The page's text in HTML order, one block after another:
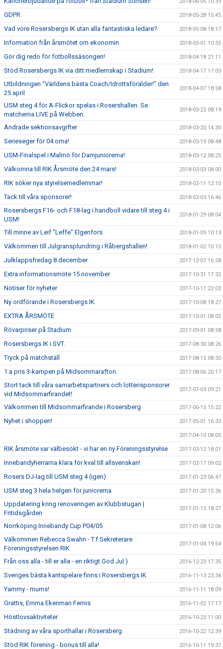
GDPR 2018-05-28 15:45
Vad vore Rosersbergs IK utan alla fantastiska ledare? 2018-05-08 18:17
Information från årsmötet om ekonomin 2018-05-01 10:35
Gör dig redo för fotbollssäsongen! 2018-04-18 21:11
Stöd Rosersbergs IK via ditt medlemskap i Stadium! 2018-04-17 17:03
Utbildningen "Världens bästa Coach/Idrottsförälder!" den
25 april
2018-04-07 18:58
USM steg 4 för A-Flickor spelas i Rosershallen. Se
matcherna LIVE på Webben.
2018-03-22 08:19
Ändrade sektionsavgifter 2018-03-20 14:30
Serieseger för 04:orna! 2018-03-19 08:48
USM-Finalspel i Malmö för Damjuniorerna! 2018-03-12 08:25
Välkomna till RIK Årsmöte den 24 mars! 2018-03-03 08:00
RIK söker nya styrelsemedlemmar! 2018-02-11 12:10
Tack till våra sponsorer! 2018-02-03 16:46
Rosersbergs F16- och F18-lag i handboll vidare till steg 4 i
USM!
2018-01-29 08:04
Till minne av Leif ”Leffe” Elgenfors 2018-01-09 10:13
Välkommen till Julgransplundring i Råbergshallen! 2018-01-02 10:15
Julklappsfredag 8 december 2017-12-07 16:58
Extra informationsmöte 15 november 2017-10-31 17:32
Notiser för nyheter 2017-10-11 22:03
Ny ordförande i Rosersbergs IK 2017-10-08 18:27
EXTRA ÅRSMÖTE 2017-10-01 08:02
Rövarpriser på Stadium 2017-09-01 08:58
Rosersbergs IK i SVT. 2017-08-30 08:26
Tryck på matchställ 2017-08-15 08:30
1:a pris 3-kampen på Midsommarafton. 2017-08-06 20:17
Stort tack till våra samarbetspartners och lotterisponsorer
vid Midsommarfirandet!
2017-07-03 09:21
Välkommen till Midsommarfirande i Rosersberg 2017-06-15 15:22
Nyhet i shoppen! 2017-05-01 16:33
2017-04-10 08:05
RIK årsmöte var välbesökt - vi har en ny Föreningsstyrelse 2017-03-12 18:01
Innebandyherrarna klara för kval till allsvenskan! 2017-02-17 09:02
Rosers DJ-lag till USM steg 4 (igen) 2017-01-23 06:47
USM steg 3 hela helgen för juniorerna 2017-01-20 15:36
Uppdatering kring renoveringen av Klubbstugan |
Fritidsgården
2017-01-13 18:27
Norrköping Innebandy Cup P04/05 2017-01-08 12:06
Välkommen Rebecca Swahn - T.f Sekreterare
Föreningsstyrelsen RIK
2017-01-04 19:54
Från oss alla - till er alla - en riktigt God Jul:) 2016-12-23 17:35
Sveriges bästa kantspelare finns i Rosersbergs IK 2016-11-13 23:34
Yammy - mums! 2016-11-11 18:09
Grattis, Emma Ekenman Fernis 2016-11-02 17:17
Höstlovsaktiviteter 2016-10-23 11:00
Städning av våra sporthallar i Rosersberg 2016-10-22 12:39
Stöd RIK förening - bonus till alla! 2016-10-11 19:37